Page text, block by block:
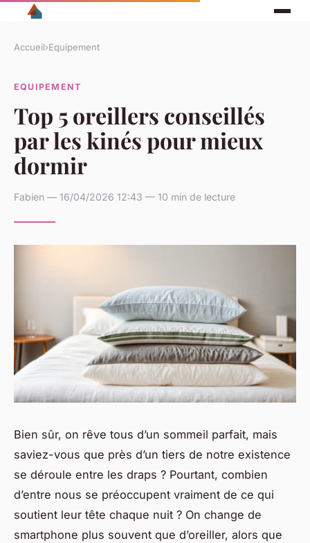
Accueil›Equipement
EQUIPEMENT
Top 5 oreillers conseillés
par les kinés pour mieux
dormir
Fabien — 16/04/2026 12:43 — 10 min de lecture
Bien sûr, on rêve tous d’un sommeil parfait, mais
saviez-vous que près d’un tiers de notre existence
se déroule entre les draps ? Pourtant, combien
d’entre nous se préoccupent vraiment de ce qui
soutient leur tête chaque nuit ? On change de
smartphone plus souvent que d’oreiller, alors que